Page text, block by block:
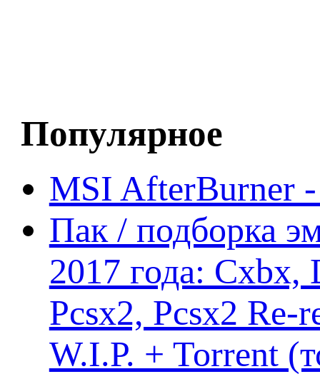
Популярное
MSI AfterBurner
Пак / подборка
2017 года:
Pcsx2, Pcsx2
W.I.P. + Torrent